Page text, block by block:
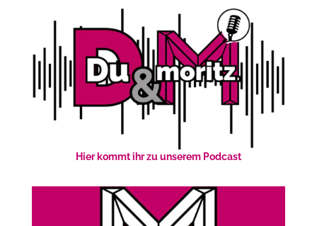
Hier kommt ihr zu unserem Podcast